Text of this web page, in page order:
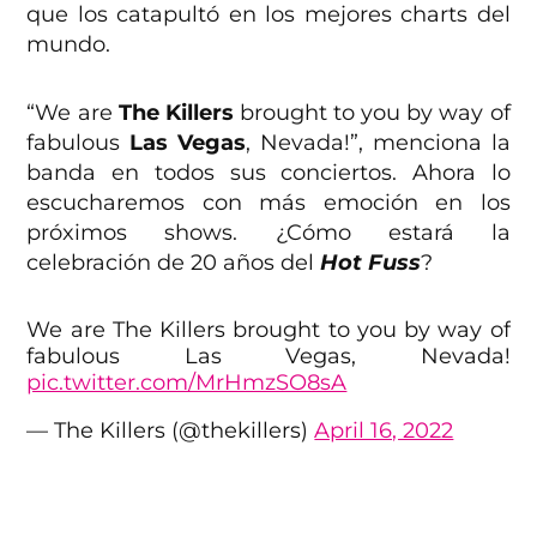
que los catapultó en los mejores charts del
mundo.
“We are The Killers brought to you by way of
fabulous Las Vegas, Nevada!”, menciona la
banda en todos sus conciertos. Ahora lo
escucharemos con más emoción en los
próximos shows. ¿Cómo estará la
celebración de 20 años delHot Fuss?
We are The Killers brought to you by way of
fabulous Las Vegas, Nevada!
pic.twitter.com/MrHmzSO8sA
— The Killers (@thekillers)April 16, 2022